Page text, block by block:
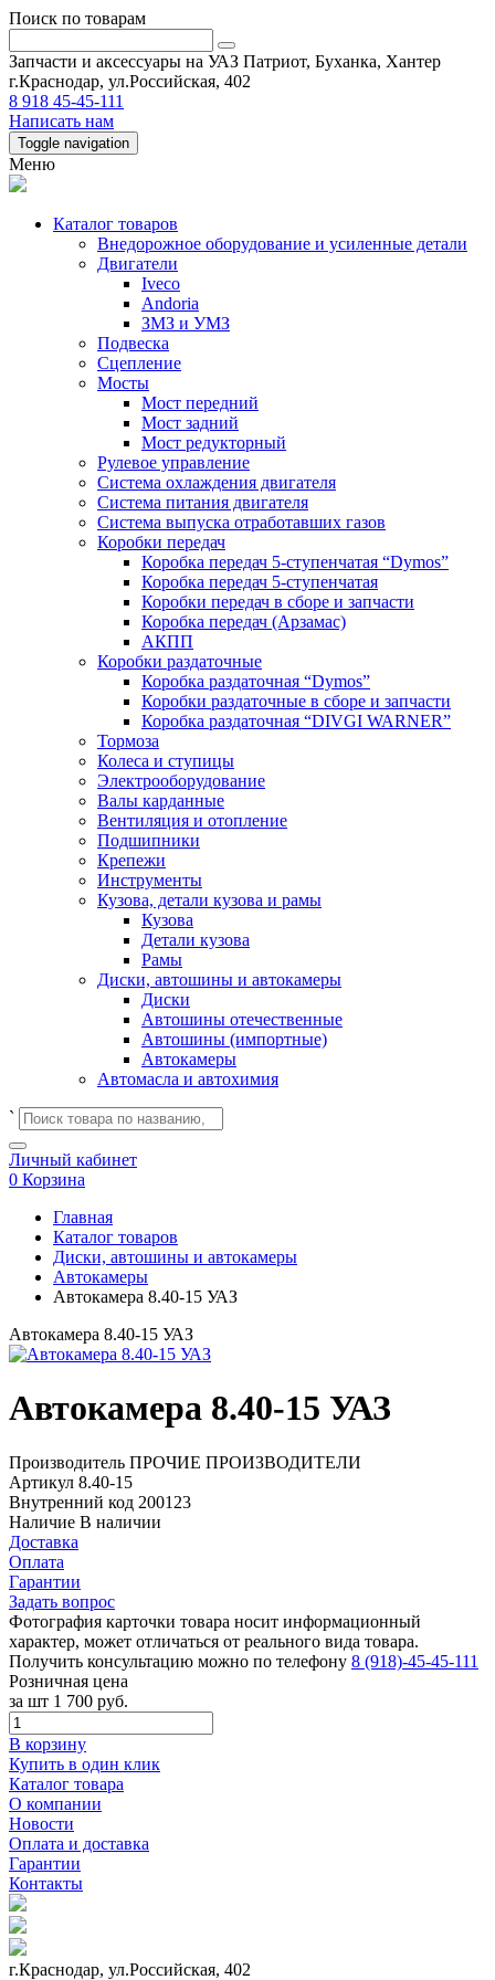
Поиск по товарам
Запчасти и аксессуары на УАЗ Патриот, Буханка, Хантер
г.Краснодар, ул.Российская, 402
8 918 45-45-111
Написать нам
Toggle navigation
Меню
Каталог товаров
Внедорожное оборудование и усиленные детали
Двигатели
Iveco
Andoria
ЗМЗ и УМЗ
Подвеска
Сцепление
Мосты
Мост передний
Мост задний
Мост редукторный
Рулевое управление
Система охлаждения двигателя
Система питания двигателя
Система выпуска отработавших газов
Коробки передач
Коробка передач 5-ступенчатая “Dymos”
Коробка передач 5-ступенчатая
Коробки передач в сборе и запчасти
Коробка передач (Арзамас)
АКПП
Коробки раздаточные
Коробка раздаточная “Dymos”
Коробки раздаточные в сборе и запчасти
Коробка раздаточная “DIVGI WARNER”
Тормоза
Колеса и ступицы
Электрооборудование
Валы карданные
Вентиляция и отопление
Подшипники
Крепежи
Инструменты
Кузова, детали кузова и рамы
Кузова
Детали кузова
Рамы
Диски, автошины и автокамеры
Диски
Автошины отечественные
Автошины (импортные)
Автокамеры
Автомасла и автохимия
`
Личный кабинет
0 Корзина
Главная
Каталог товаров
Диски, автошины и автокамеры
Автокамеры
Автокамера 8.40-15 УАЗ
Автокамера 8.40-15 УАЗ
Автокамера 8.40-15 УАЗ
Производитель ПРОЧИЕ ПРОИЗВОДИТЕЛИ
Артикул 8.40-15
Внутренний код 200123
Наличие В наличии
Доставка
Оплата
Гарантии
Задать вопрос
Фотография карточки товара носит информационный
характер, может отличаться от реального вида товара.
Получить консультацию можно по телефону 8 (918)-45-45-111
Розничная цена
за шт 1 700 руб.
В корзину
Купить в один клик
Каталог товара
О компании
Новости
Оплата и доставка
Гарантии
Контакты
г.Краснодар, ул.Российская, 402